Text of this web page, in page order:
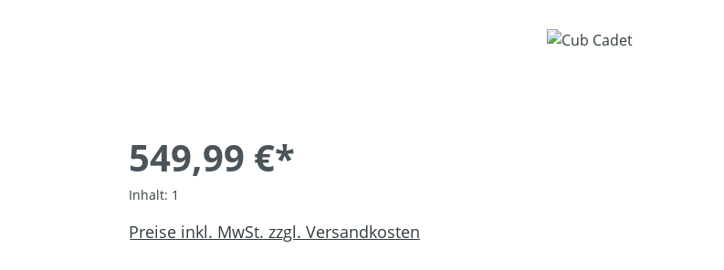
549,99 €*
Inhalt: 1
Preise inkl. MwSt. zzgl. Versandkosten